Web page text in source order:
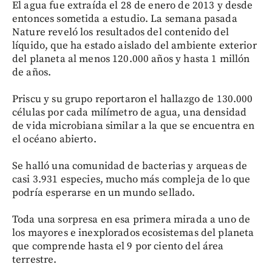
El agua fue extraída el 28 de enero de 2013 y desde
entonces sometida a estudio. La semana pasada
Nature reveló los resultados del contenido del
líquido, que ha estado aislado del ambiente exterior
del planeta al menos 120.000 años y hasta 1 millón
de años.
Priscu y su grupo reportaron el hallazgo de 130.000
células por cada milímetro de agua, una densidad
de vida microbiana similar a la que se encuentra en
el océano abierto.
Se halló una comunidad de bacterias y arqueas de
casi 3.931 especies, mucho más compleja de lo que
podría esperarse en un mundo sellado.
Toda una sorpresa en esa primera mirada a uno de
los mayores e inexplorados ecosistemas del planeta
que comprende hasta el 9 por ciento del área
terrestre.